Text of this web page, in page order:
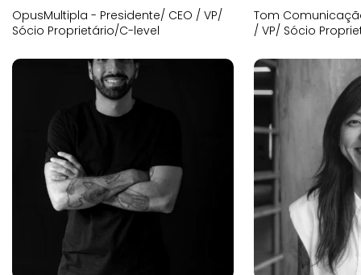
OpusMultipla - Presidente/ CEO / VP/
Sócio Proprietário/C-level
Tom
/ VP/ Sócio